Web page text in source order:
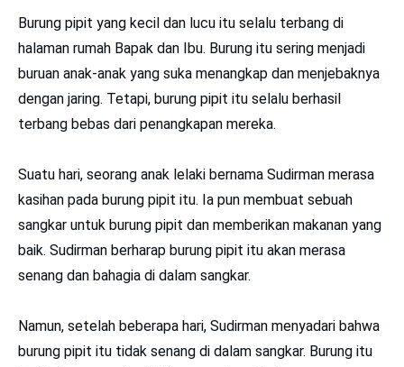
Burung pipit yang kecil dan lucu itu selalu terbang di
halaman rumah Bapak dan Ibu. Burung itu sering menjadi
buruan anak-anak yang suka menangkap dan menjebaknya
dengan jaring. Tetapi, burung pipit itu selalu berhasil
terbang bebas dari penangkapan mereka.
Suatu hari, seorang anak lelaki bernama Sudirman merasa
kasihan pada burung pipit itu. Ia pun membuat sebuah
sangkar untuk burung pipit dan memberikan makanan yang
baik. Sudirman berharap burung pipit itu akan merasa
senang dan bahagia di dalam sangkar.
Namun, setelah beberapa hari, Sudirman menyadari bahwa
burung pipit itu tidak senang di dalam sangkar. Burung itu